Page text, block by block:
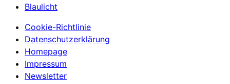
Blaulicht
Cookie-Richtlinie
Datenschutzerklärung
Homepage
Impressum
Newsletter